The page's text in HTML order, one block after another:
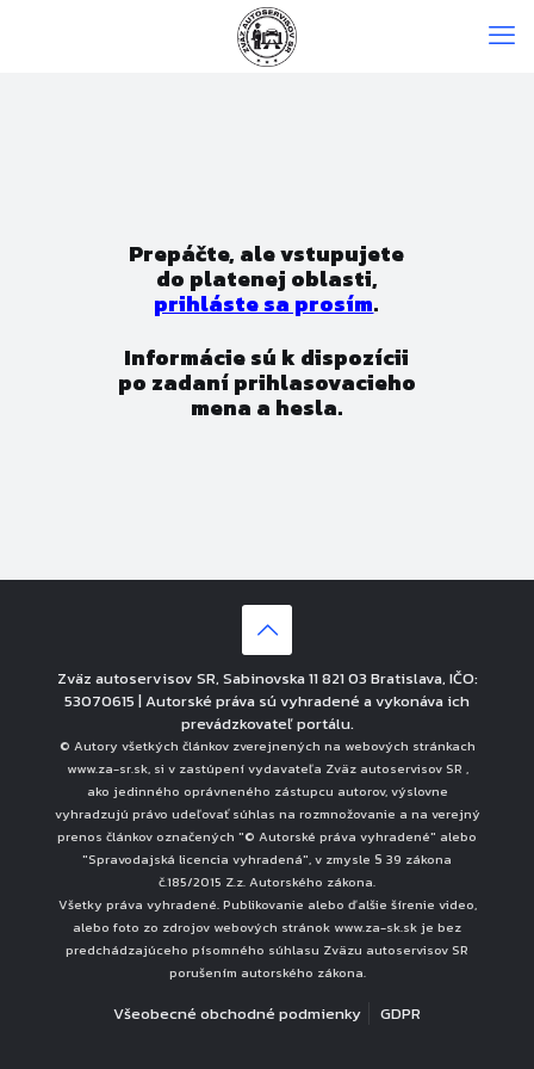
Prepáčte, ale vstupujete
do platenej oblasti,
prihláste sa prosím.
Informácie sú k dispozícii
po zadaní prihlasovacieho
mena a hesla.
Zväz autoservisov SR, Sabinovska 11 821 03 Bratislava, IČO:
53070615 | Autorské práva sú vyhradené a vykonáva ich
prevádzkovateľ portálu.
© Autory všetkých článkov zverejnených na webových stránkach
www.za-sr.sk, si v zastúpení vydavateľa Zväz autoservisov SR ,
ako jedinného oprávneného zástupcu autorov, výslovne
vyhradzujú právo udeľovať súhlas na rozmnožovanie a na verejný
prenos článkov označených "© Autorské práva vyhradené" alebo
"Spravodajská licencia vyhradená", v zmysle § 39 zákona
č.185/2015 Z.z. Autorského zákona.
Všetky práva vyhradené. Publikovanie alebo ďalšie šírenie video,
alebo foto zo zdrojov webových stránok www.za-sk.sk je bez
predchádzajúceho písomného súhlasu Zväzu autoservisov SR
porušením autorského zákona.
Všeobecné obchodné podmienky GDPR